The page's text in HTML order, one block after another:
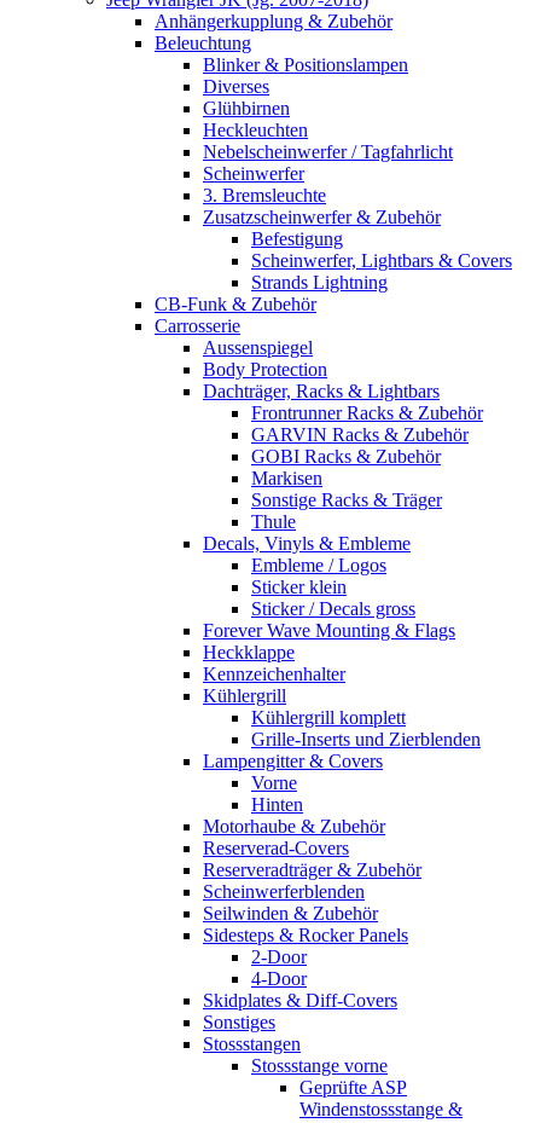
Anhängerkupplung & Zubehör
Beleuchtung
Blinker & Positionslampen
Diverses
Glühbirnen
Heckleuchten
Nebelscheinwerfer / Tagfahrlicht
Scheinwerfer
3. Bremsleuchte
Zusatzscheinwerfer & Zubehör
Befestigung
Scheinwerfer, Lightbars & Covers
Strands Lightning
CB-Funk & Zubehör
Carrosserie
Aussenspiegel
Body Protection
Dachträger, Racks & Lightbars
Frontrunner Racks & Zubehör
GARVIN Racks & Zubehör
GOBI Racks & Zubehör
Markisen
Sonstige Racks & Träger
Thule
Decals, Vinyls & Embleme
Embleme / Logos
Sticker klein
Sticker / Decals gross
Forever Wave Mounting & Flags
Heckklappe
Kennzeichenhalter
Kühlergrill
Kühlergrill komplett
Grille-Inserts und Zierblenden
Lampengitter & Covers
Vorne
Hinten
Motorhaube & Zubehör
Reserverad-Covers
Reserveradträger & Zubehör
Scheinwerferblenden
Seilwinden & Zubehör
Sidesteps & Rocker Panels
2-Door
4-Door
Skidplates & Diff-Covers
Sonstiges
Stossstangen
Stossstange vorne
Geprüfte ASP
Windenstossstange &